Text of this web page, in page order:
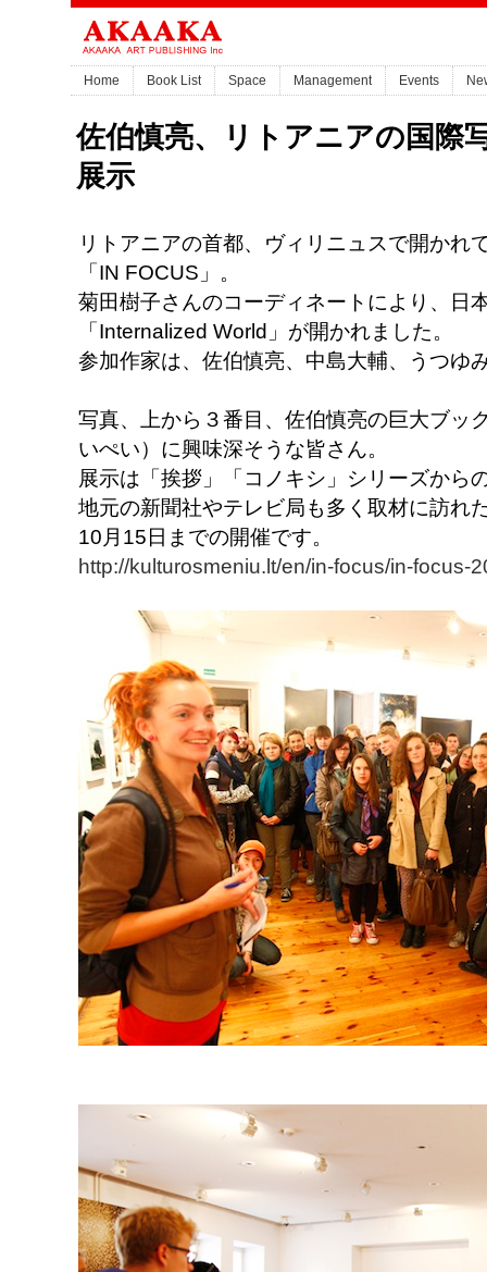
Home Book List Space Management Events
佐伯慎亮、リトアニアの国際
展示
リトアニアの首都、ヴィリニュスで開かれ
「IN FOCUS」。
菊田樹子さんのコーディネートにより、日
「Internalized World」が開かれました。
参加作家は、佐伯慎亮、中島大輔、うつゆ
写真、上から３番目、佐伯慎亮の巨大ブッ
いぺい）に興味深そうな皆さん。
展示は「挨拶」「コノキシ」シリーズから
地元の新聞社やテレビ局も多く取材に訪れ
10月15日までの開催です。
http://kulturosmeniu.lt/en/in-focus/in-focus-